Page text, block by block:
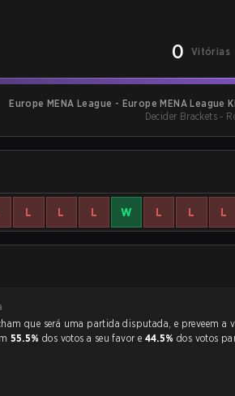
0 Vitórias
Europe MENA League - Europe MENA League
Decider Brackets -
L L L W L L L
55.5% dos votos a seu favor e 44.5% dos votos